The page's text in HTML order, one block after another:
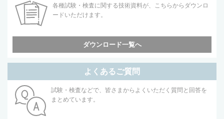
各種試験・検査に関する技術資料が、こちらからダウンロ
ードいただけます。
ダウンロード一覧へ
よくあるご質問
試験・検査などで、皆さまからよくいただく質問と回答を
まとめています。